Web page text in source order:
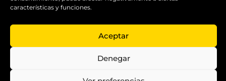
características y funciones.
Aceptar
Denegar
la calidad y el
servicio.
Copyright ©
Solutions